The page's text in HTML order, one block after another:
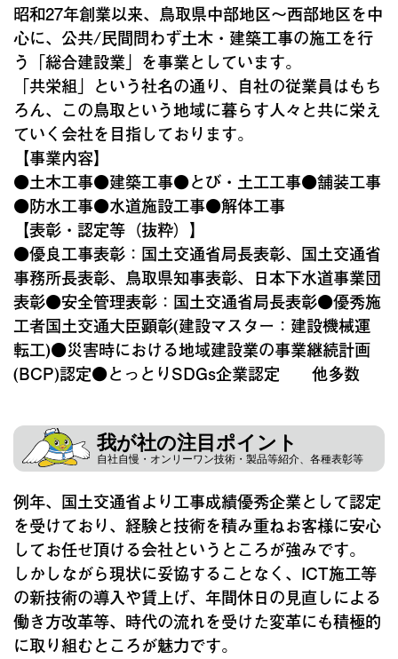
昭和27年創業以来、鳥取県中部地区～西部地区を中
心に、公共/民間問わず土木・建築工事の施工を行
う「総合建設業」を事業としています。
「共栄組」という社名の通り、自社の従業員はもち
ろん、この鳥取という地域に暮らす人々と共に栄え
ていく会社を目指しております。
【事業内容】
●土木工事●建築工事●とび・土工工事●舗装工事
●防水工事●水道施設工事●解体工事
【表彰・認定等（抜粋）】
●優良工事表彰：国土交通省局長表彰、国土交通省
事務所長表彰、鳥取県知事表彰、日本下水道事業団
表彰●安全管理表彰：国土交通省局長表彰●優秀施
工者国土交通大臣顕彰(建設マスター：建設機械運
転工)●災害時における地域建設業の事業継続計画
(BCP)認定●とっとりSDGs企業認定 他多数
我が社の注目ポイント
自社自慢・オンリーワン技術・製品等紹介、各種表彰等
例年、国土交通省より工事成績優秀企業として認定
を受けており、経験と技術を積み重ねお客様に安心
してお任せ頂ける会社というところが強みです。
しかしながら現状に妥協することなく、ICT施工等
の新技術の導入や賃上げ、年間休日の見直しによる
働き方改革等、時代の流れを受けた変革にも積極的
に取り組むところが魅力です。